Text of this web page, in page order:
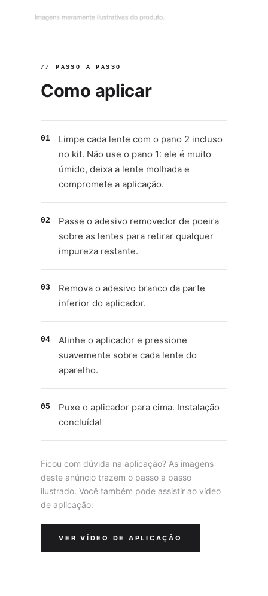
// PASSO A PASSO
Como aplicar
01
Limpe cada lente com o pano 2 incluso
no kit. Não use o pano 1: ele é muito
úmido, deixa a lente molhada e
compromete a aplicação.
02
Passe o adesivo removedor de poeira
sobre as lentes para retirar qualquer
impureza restante.
03
Remova o adesivo branco da parte
inferior do aplicador.
04
Alinhe o aplicador e pressione
suavemente sobre cada lente do
aparelho.
05
Puxe o aplicador para cima. Instalação
concluída!
Ficou com dúvida na aplicação? As imagens
deste anúncio trazem o passo a passo
ilustrado. Você também pode assistir ao vídeo
de aplicação:
VER VÍDEO DE APLICAÇÃO